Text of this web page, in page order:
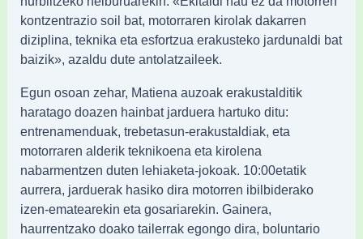
kontzentrazio soil bat, motorraren kirolak dakarren
diziplina, teknika eta esfortzua erakusteko jardunaldi bat
baizik», azaldu dute antolatzaileek.
Egun osoan zehar, Matiena auzoak erakustalditik
haratago doazen hainbat jarduera hartuko ditu:
entrenamenduak, trebetasun-erakustaldiak, eta
motorraren alderik teknikoena eta kirolena
nabarmentzen duten lehiaketa-jokoak. 10:00etatik
aurrera, jarduerak hasiko dira motorren ibilbiderako
izen-ematearekin eta gosariarekin. Gainera,
haurrentzako doako tailerrak egongo dira, boluntario